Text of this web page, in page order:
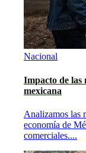
Nacional
Impacto de las
mexicana
Analizamos las
economía de
comerciales....